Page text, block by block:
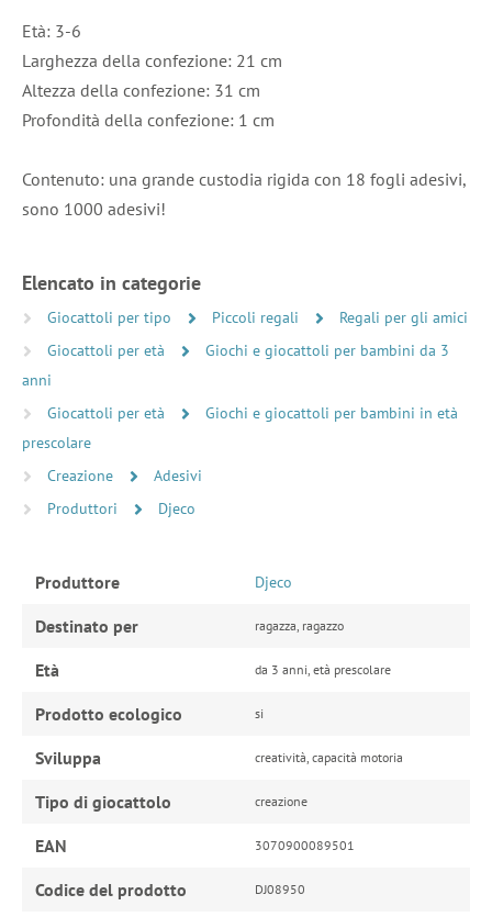
Età: 3-6
Larghezza della confezione: 21 cm
Altezza della confezione: 31 cm
Profondità della confezione: 1 cm
Contenuto: una grande custodia rigida con 18 fogli adesivi,
sono 1000 adesivi!
Elencato in categorie
Giocattoli per tipo Piccoli regali
Regali per gli amici
Giocattoli per età
Giochi e giocattoli per bambini da 3
anni
Giocattoli per età
Giochi e giocattoli per bambini in età
prescolare
Creazione
Adesivi
Produttori
Djeco
Produttore Djeco
Destinato per ragazza, ragazzo
Età da 3 anni, età prescolare
Prodotto ecologico si
Sviluppa creatività, capacità motoria
Tipo di giocattolo creazione
EAN 3070900089501
Codice del prodotto DJ08950